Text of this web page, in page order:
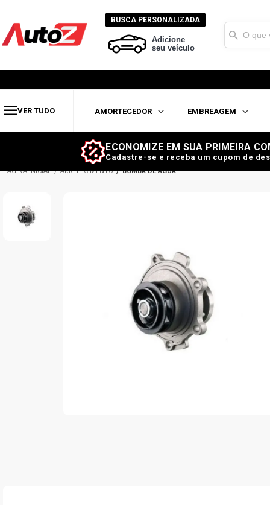
BUSCA PERSONALIZADA
Adicione
seu veículo
VER TUDO AMORTECEDOR EMBREAGEM
ECONOMIZE EM SUA PRIMEIRA
Cadastre-se e receba um cupom de
ARREFECIMENTO BOMBA DE ÁGUA